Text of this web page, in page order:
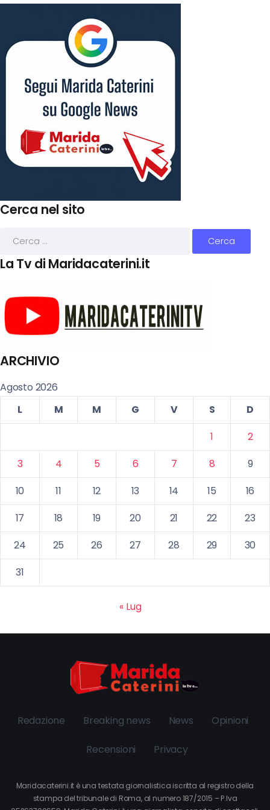
Cerca nel sito
La Tv di Maridacaterini.it
ARCHIVIO
Agosto 2026
L
M M G V S
D
1
2
3
4 5 6 7 8
9
10
11 12 13 14 15
16
17
18 19 20 21 22
23
24
25 26 27 28 29
30
31
« Lug
Redazione Breaking news News Opinioni
Recensioni Privacy
Maridacaterini.it è una testata giornalistica iscritta al registro della
stampa del tribunale di Roma, al numero 187/2015 – P.Iva